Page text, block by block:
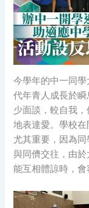
今學年的中一同
代年青人成長於
少面談，較自我
地表達愛。學校
尤其重要，因為
與同儕交往，由
能互相體諒時，會